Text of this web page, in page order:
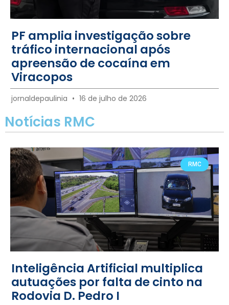
PF amplia investigação sobre
tráfico internacional após
apreensão de cocaína em
Viracopos
jornaldepaulinia 16 de julho de 2026
Notícias RMC
RMC
Inteligência Artificial multiplica
autuações por falta de cinto na
Rodovia D. Pedro I